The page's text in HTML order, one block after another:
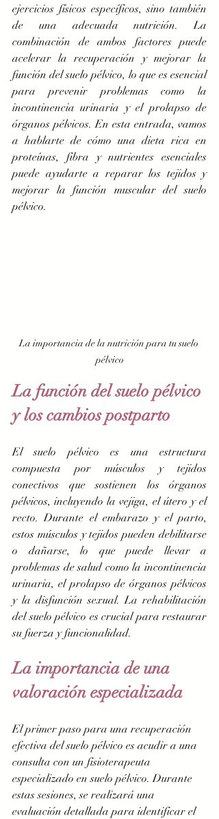
ejercicios físicos específicos, sino también
de una adecuada nutrición. La
combinación de ambos factores puede
acelerar la recuperación y mejorar la
función del suelo pélvico, lo que es esencial
para prevenir problemas como la
incontinencia urinaria y el prolapso de
órganos pélvicos. En esta entrada, vamos
a hablarte de cómo una dieta rica en
proteínas, fibra y nutrientes esenciales
puede ayudarte a reparar los tejidos y
mejorar la función muscular del suelo
pélvico.
La importancia de la nutrición para tu suelo
pélvico
La función del suelo pélvico
y los cambios postparto
El suelo pélvico es una estructura
compuesta por músculos y tejidos
conectivos que sostienen los órganos
pélvicos, incluyendo la vejiga, el útero y el
recto. Durante el embarazo y el parto,
estos músculos y tejidos pueden debilitarse
o dañarse, lo que puede llevar a
problemas de salud como la incontinencia
urinaria, el prolapso de órganos pélvicos
y la disfunción sexual. La rehabilitación
del suelo pélvico es crucial para restaurar
su fuerza y funcionalidad.
La importancia de una
valoración especializada
El primer paso para una recuperación
efectiva del suelo pélvico es acudir a una
consulta con un fisioterapeuta
especializado en suelo pélvico. Durante
estas sesiones, se realizará una
evaluación detallada para identificar el